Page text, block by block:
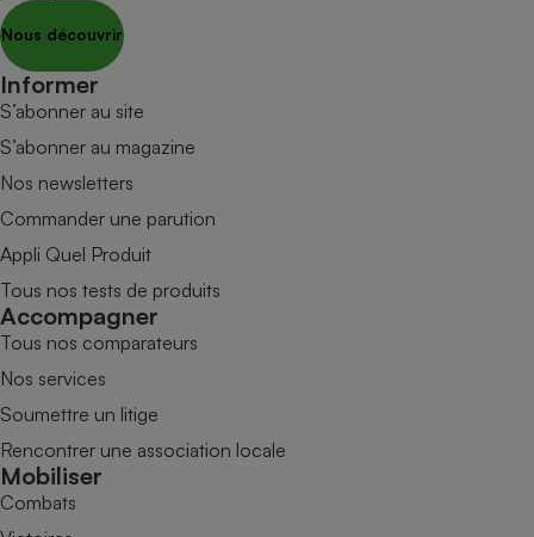
Nous découvrir
Informer
S’abonner au site
S’abonner au magazine
Nos newsletters
Commander une parution
Appli Quel Produit
Tous nos tests de produits
Accompagner
Tous nos comparateurs
Nos services
Soumettre un litige
Rencontrer une association locale
Mobiliser
Combats